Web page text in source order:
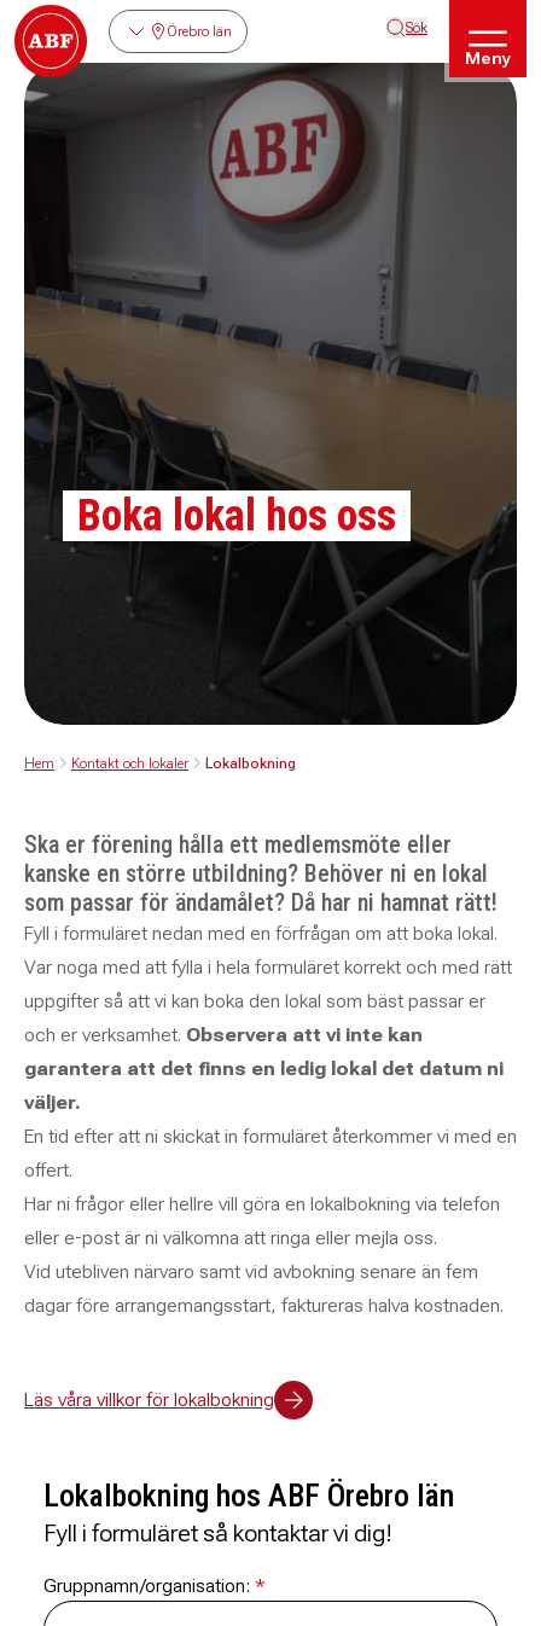
Örebro län Sök
Meny
Boka lokal hos oss
Hem Kontakt och lokaler Lokalbokning
Ska er förening hålla ett medlemsmöte eller
kanske en större utbildning? Behöver ni en lokal
som passar för ändamålet? Då har ni hamnat rätt!
Fyll i formuläret nedan med en förfrågan om att boka lokal.
Var noga med att fylla i hela formuläret korrekt och med rätt
uppgifter så att vi kan boka den lokal som bäst passar er
och er verksamhet. Observera att vi inte kan
garantera att det finns en ledig lokal det datum ni
väljer.
En tid efter att ni skickat in formuläret återkommer vi med en
offert.
Har ni frågor eller hellre vill göra en lokalbokning via telefon
eller e-post är ni välkomna att ringa eller mejla oss.
Vid utebliven närvaro samt vid avbokning senare än fem
dagar före arrangemangsstart, faktureras halva kostnaden.
Läs våra villkor för lokalbokning
Lokalbokning hos ABF Örebro län
Fyll i formuläret så kontaktar vi dig!
Gruppnamn/organisation: